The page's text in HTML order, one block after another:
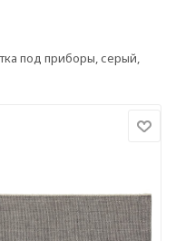
под приборы, серый,